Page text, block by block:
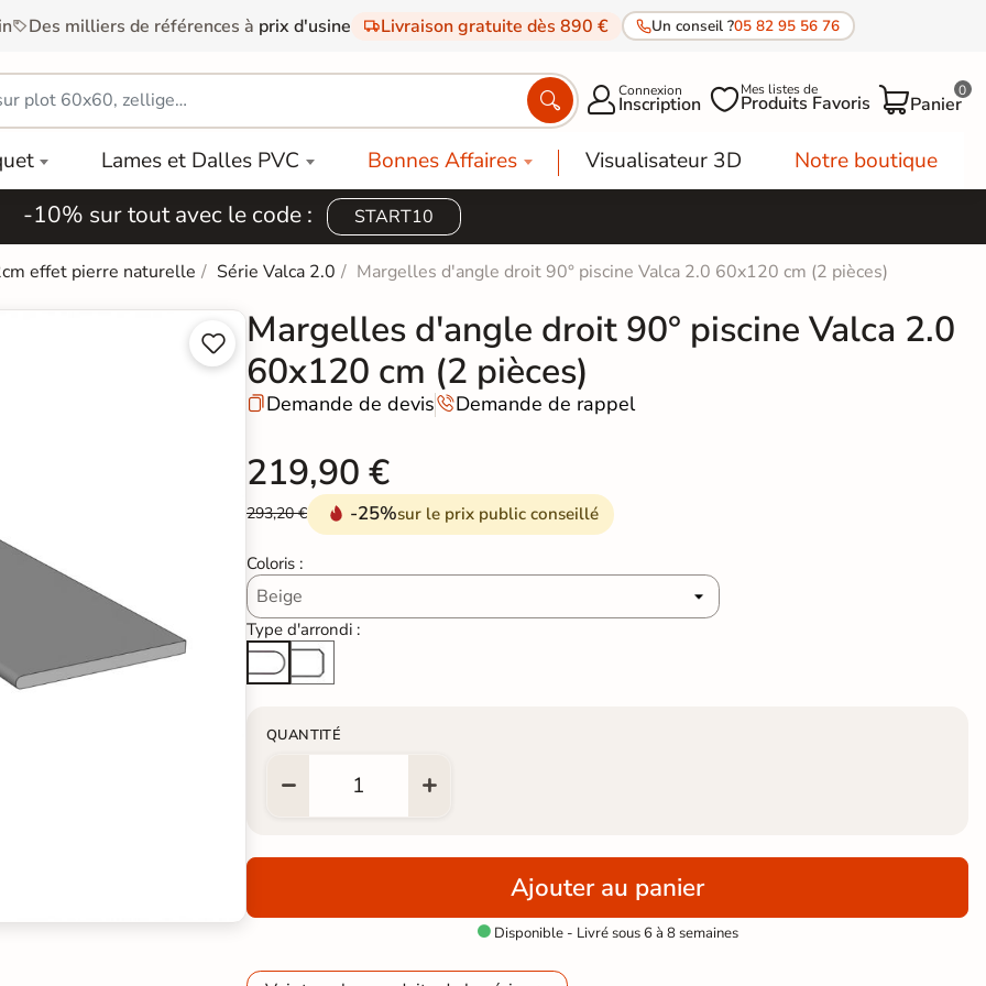
Des milliers de références à prix d'usine Livraison gratuite dès 890 € Un conseil ?05 82 95 56 76
 Connexion
Inscription Mes listes de
Produits Favoris Panier
0
Lames et Dalles PVC Bonnes Affaires Visualisateur 3D Notre boutique
-10% sur tout avec le code : START10
effet pierre naturelle Série Valca 2.0 Margelles d'angle droit 90° piscine Valca 2.0 60x120 cm (2 pièces)


Margelles d'angle droit 90° piscine Valca 2.0
60x120 cm (2 pièces)
Demande de devisDemande de rappel
219,90 €
293,20 € -25%sur le prix public conseillé
Coloris :
Type d'arrondi :
Arrondi total
QUANTITÉ
Ajouter au panier
 Disponible - Livré sous 6 à 8 semaines